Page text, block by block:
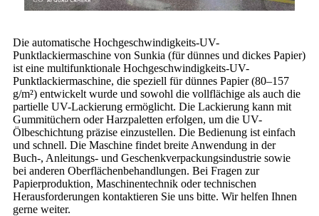
Die automatische Hochgeschwindigkeits-UV-
Punktlackiermaschine von Sunkia (für dünnes und dickes Papier)
ist eine multifunktionale Hochgeschwindigkeits-UV-
Punktlackiermaschine, die speziell für dünnes Papier (80–157
g/m²) entwickelt wurde und sowohl die vollflächige als auch die
partielle UV-Lackierung ermöglicht. Die Lackierung kann mit
Gummitüchern oder Harzpaletten erfolgen, um die UV-
Ölbeschichtung präzise einzustellen. Die Bedienung ist einfach
und schnell. Die Maschine findet breite Anwendung in der
Buch-, Anleitungs- und Geschenkverpackungsindustrie sowie
bei anderen Oberflächenbehandlungen. Bei Fragen zur
Papierproduktion, Maschinentechnik oder technischen
Herausforderungen kontaktieren Sie uns bitte. Wir helfen Ihnen
gerne weiter.